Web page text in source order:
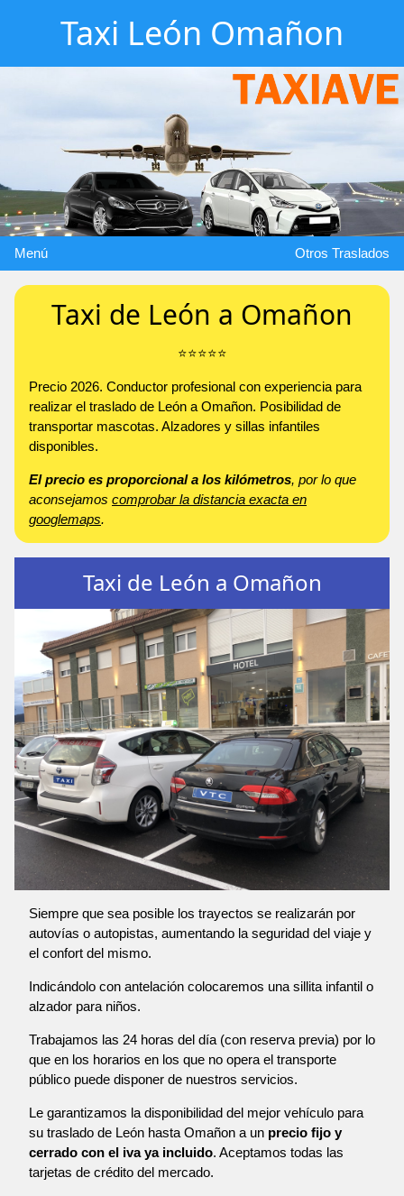
Taxi León Omañon
Menú Otros Traslados
Taxi de León a Omañon
⭐️⭐️⭐️⭐️⭐️
Precio 2026. Conductor profesional con experiencia para
realizar el traslado de León a Omañon. Posibilidad de
transportar mascotas. Alzadores y sillas infantiles
disponibles.
El precio es proporcional a los kilómetros, por lo que
aconsejamos comprobar la distancia exacta en
googlemaps.
Taxi de León a Omañon
Siempre que sea posible los trayectos se realizarán por
autovías o autopistas, aumentando la seguridad del viaje y
el confort del mismo.
Indicándolo con antelación colocaremos una sillita infantil o
alzador para niños.
Trabajamos las 24 horas del día (con reserva previa) por lo
que en los horarios en los que no opera el transporte
público puede disponer de nuestros servicios.
Le garantizamos la disponibilidad del mejor vehículo para
su traslado de León hasta Omañon a un precio fijo y
cerrado con el iva ya incluido. Aceptamos todas las
tarjetas de crédito del mercado.